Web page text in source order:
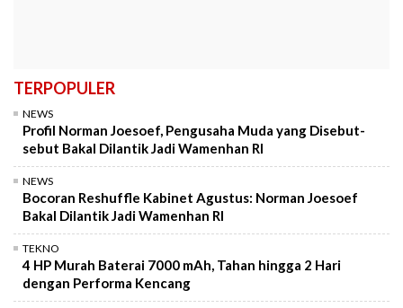
TERPOPULER
NEWS
Profil Norman Joesoef, Pengusaha Muda yang Disebut-
sebut Bakal Dilantik Jadi Wamenhan RI
NEWS
Bocoran Reshuffle Kabinet Agustus: Norman Joesoef
Bakal Dilantik Jadi Wamenhan RI
TEKNO
4 HP Murah Baterai 7000 mAh, Tahan hingga 2 Hari
dengan Performa Kencang